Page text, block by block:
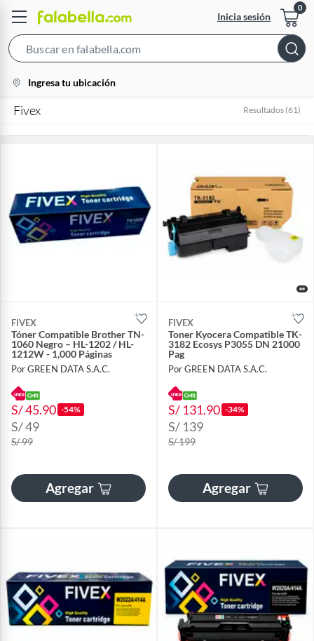
Inicia sesión
Bar
location-
icon
Ingresa tu ubicación
Fivex Resultados (61)
FIVEX
Tóner Compatible Brother TN-
1060 Negro – HL-1202 / HL-
1212W - 1,000 Páginas
Por GREEN DATA S.A.C.
S/ 45.90 -54%
S/ 49
S/ 99
Agregar
FIVEX
Toner Kyocera Compatible TK-
3182 Ecosys P3055 DN 21000
Pag
Por GREEN DATA S.A.C.
S/ 131.90 -34%
S/ 139
S/ 199
Agregar